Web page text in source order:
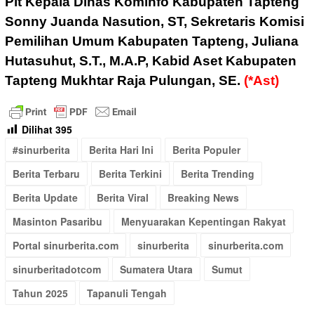
Sonny Juanda Nasution, ST, Sekretaris Komisi
Pemilihan Umum Kabupaten Tapteng, Juliana
Hutasuhut, S.T., M.A.P, Kabid Aset Kabupaten
Tapteng Mukhtar Raja Pulungan, SE. (*Ast)
Dilihat 395
#sinurberita
Berita Hari Ini
Berita Populer
Berita Terbaru
Berita Terkini
Berita Trending
Berita Update
Berita Viral
Breaking News
Masinton Pasaribu
Menyuarakan Kepentingan Rakyat
Portal sinurberita.com
sinurberita
sinurberita.com
sinurberitadotcom
Sumatera Utara
Sumut
Tahun 2025
Tapanuli Tengah